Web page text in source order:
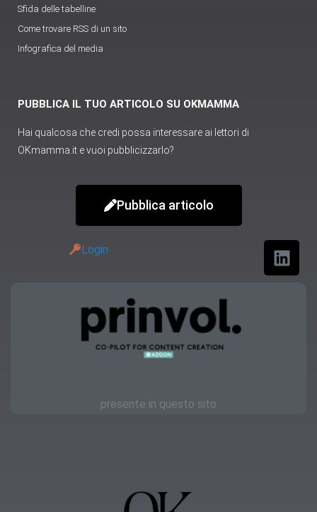
Sfida delle tabelline
Come trovare RSS di un sito
Infografica del media
PUBBLICA IL TUO ARTICOLO SU OKMAMMA
Hai qualcosa che credi possa interessare ai lettori di
OKmamma.it e vuoi pubblicizzarlo?
Pubblica articolo
Login
presente in questo sito